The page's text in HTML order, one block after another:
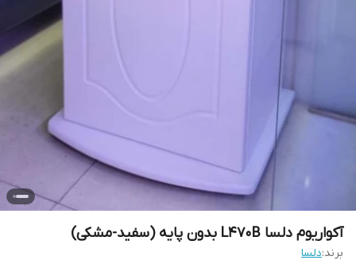
آکواریوم دلسا L470B بدون پایه (سفید-مشکی)
برند:دلسا